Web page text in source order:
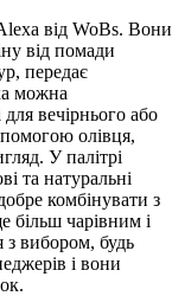
від WoBs. Вони
від помади
передає
можна
вечірнього або
олівця,
У палітрі
та натуральні
комбінувати з
чарівним і
вибором, будь
і вони